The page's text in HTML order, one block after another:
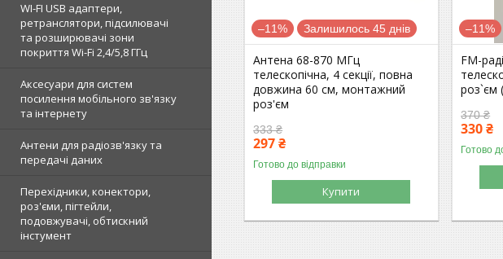
WI-FI USB адаптери,
ретранслятори, підсилювачі
та розширювачі зони
покриття Wi-Fi 2,4/5,8 ГГц
Аксесуари для систем
посилення мобільного зв'язку
та інтернету
Антени для радіозв'язку та
передачі даних
Перехідники, конектори,
роз'єми, пігтейли,
подовжувачі, обтискний
інстумент
–11% Залишилось 45 днів
Антена 68-870 МГц
телескопічна, 4 секції, повна
довжина 60 см, монтажний
роз'єм
333 ₴
297 ₴
Готово до відправки
Купити
–11%
FM-
роз`єм
370 ₴
330 ₴
Готово